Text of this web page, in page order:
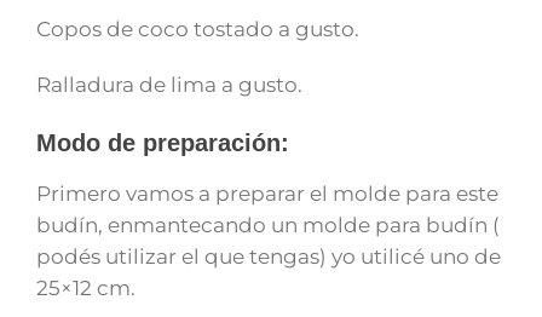
Copos de coco tostado a gusto.
Ralladura de lima a gusto.
Modo de preparación:
Primero vamos a preparar el molde para este
budín, enmantecando un molde para budín (
podés utilizar el que tengas) yo utilicé uno de
25×12 cm.